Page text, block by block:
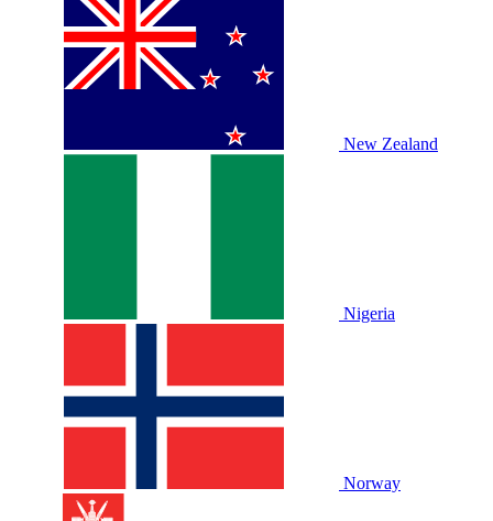
New Zealand
Nigeria
Norway